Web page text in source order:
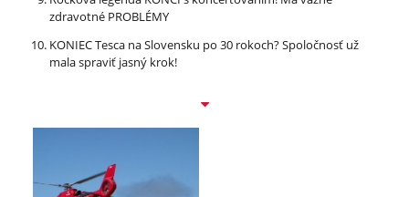
zdravotné PROBLÉMY
KONIEC Tesca na Slovensku po 30 rokoch? Spoločnosť už
mala spraviť jasný krok!